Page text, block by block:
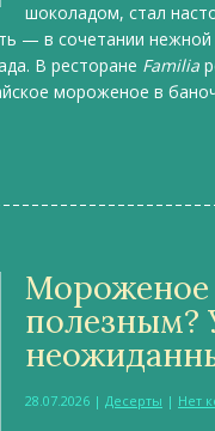
шоколадом, стал
— в сочетании
В ресторане Familia
мороженое в
Мороженое
полезным?
28.07.2026 | Десерты | Нет